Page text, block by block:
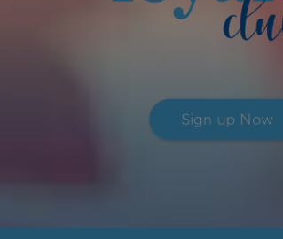
Sign up Now